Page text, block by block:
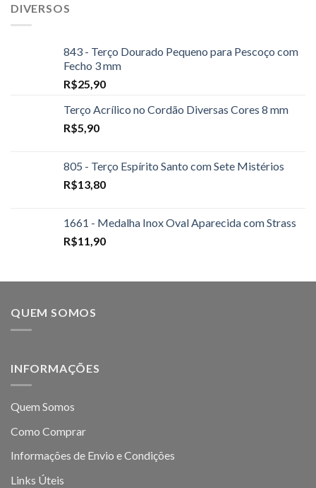
DIVERSOS
843 - Terço Dourado Pequeno para Pescoço com
Fecho 3 mm
R$25,90
Terço Acrílico no Cordão Diversas Cores 8 mm
R$5,90
805 - Terço Espírito Santo com Sete Mistérios
R$13,80
1661 - Medalha Inox Oval Aparecida com Strass
R$11,90
QUEM SOMOS
INFORMAÇÕES
Quem Somos
Como Comprar
Informações de Envio e Condições
Links Úteis